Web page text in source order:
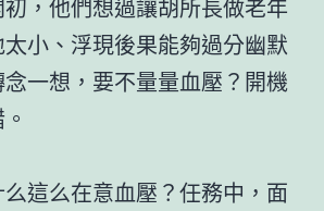
，他們想過讓胡所長做老年
小、浮現後果能夠過分幽默
一想，要不量量血壓？開機
么在意血壓？任務中，面